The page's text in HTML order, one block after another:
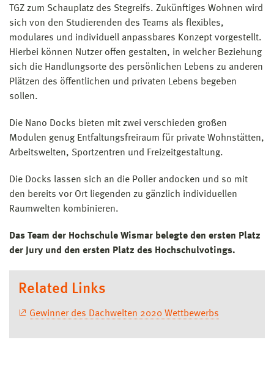
TGZ zum Schauplatz des Stegreifs. Zukünftiges Wohnen wird
sich von den Studierenden des Teams als flexibles,
modulares und individuell anpassbares Konzept vorgestellt.
Hierbei können Nutzer offen gestalten, in welcher Beziehung
sich die Handlungsorte des persönlichen Lebens zu anderen
Plätzen des öffentlichen und privaten Lebens begeben
sollen.
Die Nano Docks bieten mit zwei verschieden großen
Modulen genug Entfaltungsfreiraum für private Wohnstätten,
Arbeitswelten, Sportzentren und Freizeitgestaltung.
Die Docks lassen sich an die Poller andocken und so mit
den bereits vor Ort liegenden zu gänzlich individuellen
Raumwelten kombinieren.
Das Team der Hochschule Wismar belegte den ersten Platz
der Jury und den ersten Platz des Hochschulvotings.
Related Links
Gewinner des Dachwelten 2020 Wettbewerbs